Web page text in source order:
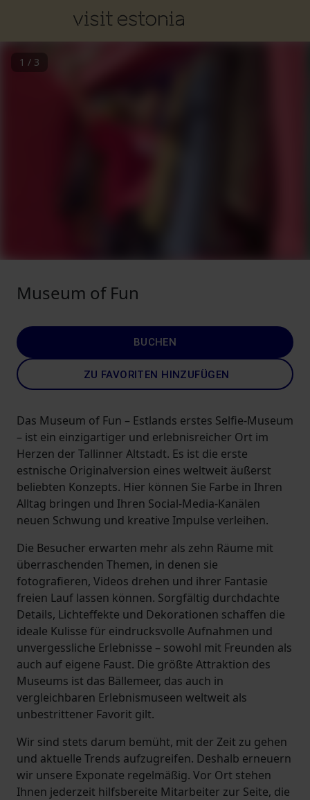
1 / 3
Museum of Fun
BUCHEN
ZU FAVORITEN HINZUFÜGEN
Das Museum of Fun – Estlands erstes Selfie-Museum
– ist ein einzigartiger und erlebnisreicher Ort im
Herzen der Tallinner Altstadt. Es ist die erste
estnische Originalversion eines weltweit äußerst
beliebten Konzepts. Hier können Sie Farbe in Ihren
Alltag bringen und Ihren Social-Media-Kanälen
neuen Schwung und kreative Impulse verleihen.
Die Besucher erwarten mehr als zehn Räume mit
überraschenden Themen, in denen sie
fotografieren, Videos drehen und ihrer Fantasie
freien Lauf lassen können. Sorgfältig durchdachte
Details, Lichteffekte und Dekorationen schaffen die
ideale Kulisse für eindrucksvolle Aufnahmen und
unvergessliche Erlebnisse – sowohl mit Freunden als
auch auf eigene Faust. Die größte Attraktion des
Museums ist das Bällemeer, das auch in
vergleichbaren Erlebnismuseen weltweit als
unbestrittener Favorit gilt.
Wir sind stets darum bemüht, mit der Zeit zu gehen
und aktuelle Trends aufzugreifen. Deshalb erneuern
wir unsere Exponate regelmäßig. Vor Ort stehen
Ihnen jederzeit hilfsbereite Mitarbeiter zur Seite, die